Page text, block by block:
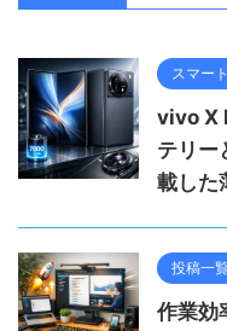
スマー
vivo X
テリー
載した
投稿一
作業効